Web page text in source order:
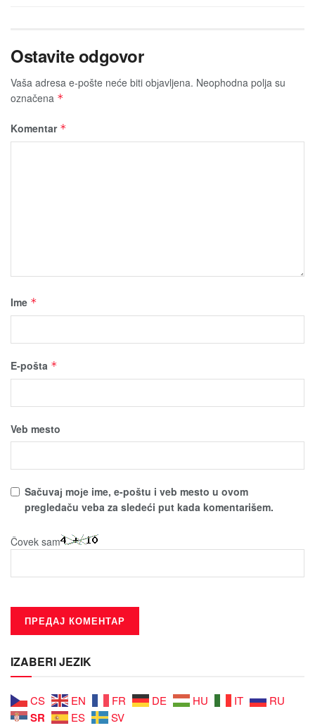
Ostavite odgovor
Vaša adresa e-pošte neće biti obјavljena. Neophodna polja su
označena *
Komentar *
Ime *
E-pošta *
Veb mesto
Sačuvaј moјe ime, e-poštu i veb mesto u ovom
pregledaču veba za sledeći put kada komentarišem.
Čovek sam
IZABERI JEZIK
CS EN FR DE HU IT RU
SR ES SV